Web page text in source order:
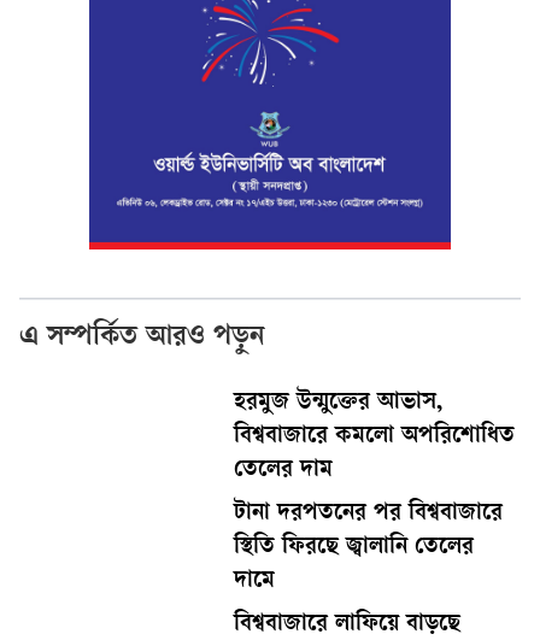
এ সম্পর্কিত আরও পড়ুন
হরমুজ উন্মুক্তের আভাস,
বিশ্ববাজারে কমলো অপরিশোধিত
তেলের দাম
টানা দরপতনের পর বিশ্ববাজারে
স্থিতি ফিরছে জ্বালানি তেলের
দামে
বিশ্ববাজারে লাফিয়ে বাড়ছে